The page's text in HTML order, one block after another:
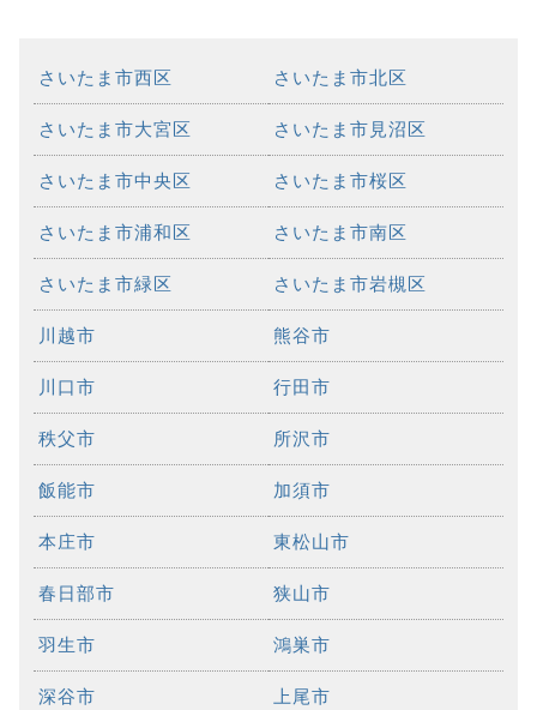
さいたま市西区 さいたま市北区
さいたま市大宮区 さいたま市見沼区
さいたま市中央区 さいたま市桜区
さいたま市浦和区 さいたま市南区
さいたま市緑区 さいたま市岩槻区
川越市 熊谷市
川口市 行田市
秩父市 所沢市
飯能市 加須市
本庄市 東松山市
春日部市 狭山市
羽生市 鴻巣市
深谷市 上尾市